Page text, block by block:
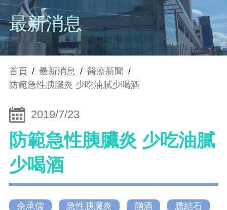
最新消息
首頁 / 最新消息 / 醫療新聞 /
防範急性胰臟炎 少吃油膩少喝酒
2019/7/23
防範急性胰臟炎 少吃油膩
少喝酒
余承儒 急性胰臟炎 酗酒 膽結石